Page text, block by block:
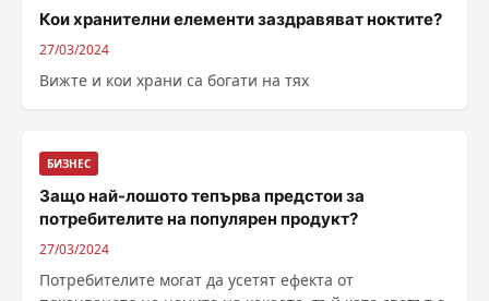
Кои хранителни елементи заздравяват ноктите?
27/03/2024
Вижте и кои храни са богати на тях
БИЗНЕС
Защо най-лошото тепърва предстои за
потребителите на популярен продукт?
27/03/2024
Потребителите могат да усетят ефекта от